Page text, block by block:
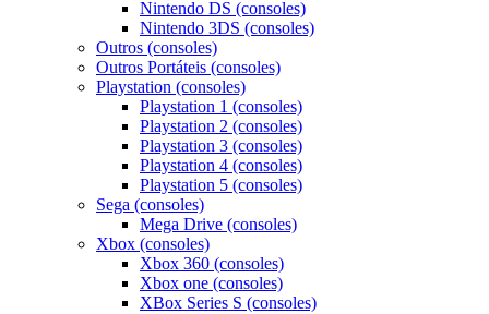
Nintendo DS (consoles)
Nintendo 3DS (consoles)
Outros (consoles)
Outros Portáteis (consoles)
Playstation (consoles)
Playstation 1 (consoles)
Playstation 2 (consoles)
Playstation 3 (consoles)
Playstation 4 (consoles)
Playstation 5 (consoles)
Sega (consoles)
Mega Drive (consoles)
Xbox (consoles)
Xbox 360 (consoles)
Xbox one (consoles)
XBox Series S (consoles)